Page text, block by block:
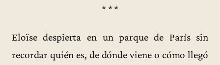
* * *
Eloïse despierta en un parque de París sin
recordar quién es, de dónde viene o cómo llegó